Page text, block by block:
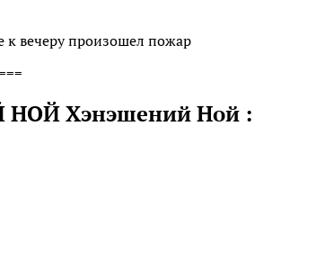
к вечеру произошел пожар
Хэнэшений Ной :